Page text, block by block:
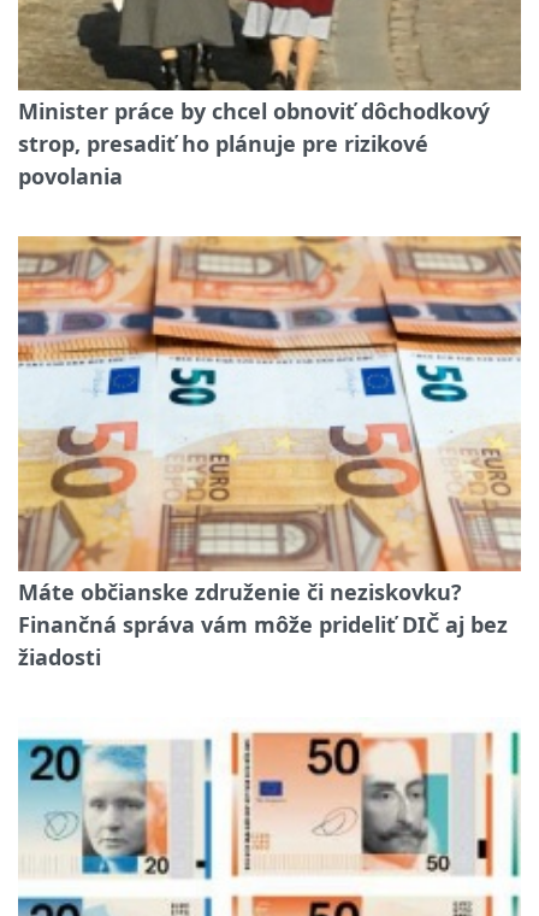
Minister práce by chcel obnoviť dôchodkový
strop, presadiť ho plánuje pre rizikové
povolania
Máte občianske združenie či neziskovku?
Finančná správa vám môže prideliť DIČ aj bez
žiadosti